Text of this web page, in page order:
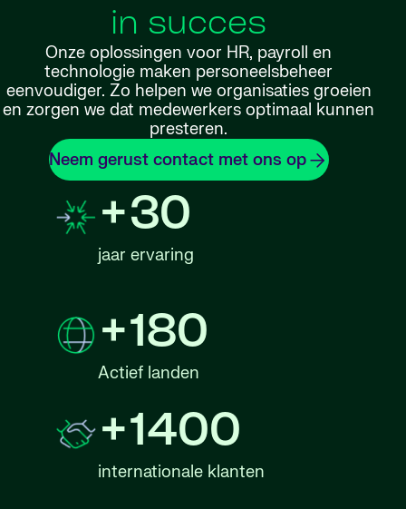
in succes
Onze oplossingen voor HR, payroll en
technologie maken personeelsbeheer
eenvoudiger. Zo helpen we organisaties groeien
en zorgen we dat medewerkers optimaal kunnen
presteren.
Neem gerust contact met ons op
+30
jaar ervaring
+180
Actief landen
+1400
internationale klanten